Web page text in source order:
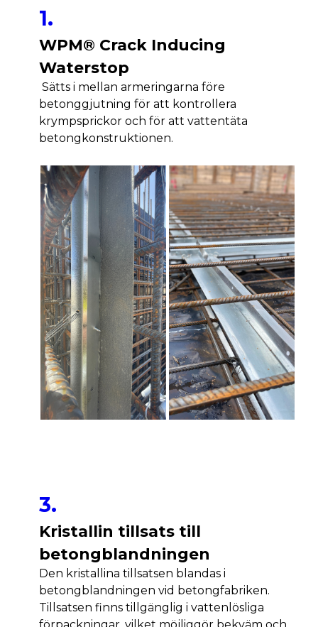
1.
WPM® Crack Inducing
Waterstop
Sätts i mellan armeringarna före
betonggjutning för att kontrollera
krympsprickor och för att vattentäta
betongkonstruktionen.
3.
Kristallin tillsats till
betongblandningen
Den kristallina tillsatsen blandas i
betongblandningen vid betongfabriken.
Tillsatsen finns tillgänglig i vattenlösliga